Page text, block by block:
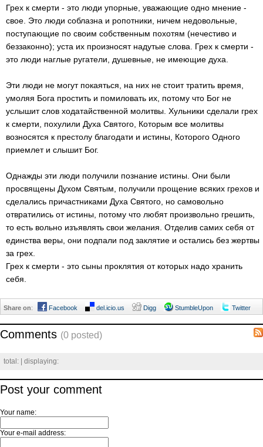
Грех к смерти - это люди упорные, уважающие одно мнение -
свое. Это люди соблазна и ропотники, ничем недовольные,
поступающие по своим собственным похотям (нечестиво и
беззаконно); уста их произносят надутые слова. Грех к смерти -
это люди наглые ругатели, душевные, не имеющие духа.
Эти люди не могут покаяться, на них не стоит тратить время,
умоляя Бога простить и помиловать их, потому что Бог не
услышит слов ходатайственной молитвы. Xульники сделали грех
к смерти, похулили Духа Святого, Которым все молитвы
возносятся к престолу благодати и истины, Которого Oдного
приемлет и слышит Бог.
Однажды эти люди получили познание истины. Они были
просвящены Духом Святым, получили прощение всяких грехов и
сделались причастниками Духа Святого, но самовольно
отвратились от истины, потому что любят произвольно грешить,
то есть вольно изъявлять свои желания. Отделив самих себя от
единства веры, они подпали под заклятие и остались без жертвы
за грех.
Грех к смерти - это сыны проклятия от которых надо хранить
себя.
Share on: Facebook del.icio.us Digg StumbleUpon Twitter
Comments (0 posted)
total: | displaying:
Post your comment
Your name:
Your e-mail address: